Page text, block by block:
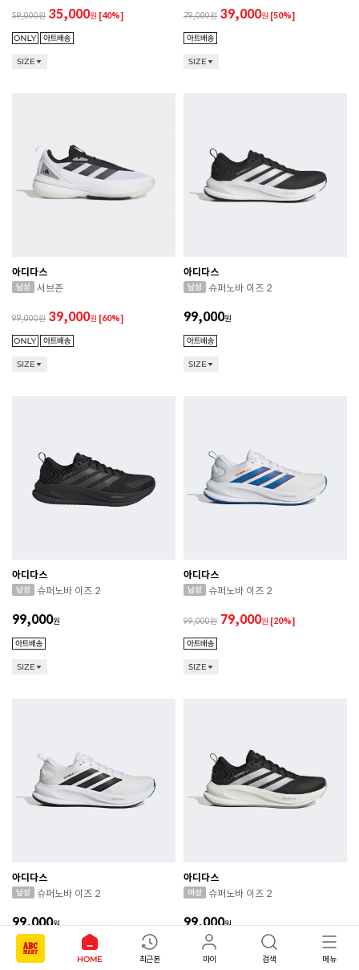
59,000 35,000원 [40%]
SIZE
79,000 39,000원 [50%]
SIZE
아디다스
서브존
99,000 39,000원 [60%]
SIZE
아디다스
슈퍼노바 이즈 2
99,000원
SIZE
아디다스
슈퍼노바 이즈 2
99,000원
SIZE
아디다스
슈퍼노바 이즈 2
99,000 79,000원 [20%]
SIZE
아디다스
슈퍼노바 이즈 2
99,000원
아디다스
슈퍼노바 이즈 2
99,000원
HOME 최근본 마이 검색 메뉴